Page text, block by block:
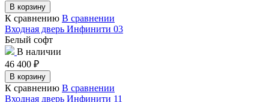
В корзину
К сравнению В сравнении
Входная дверь Инфинити 03
Белый софт
В наличии
46 400 ₽
В корзину
К сравнению В сравнении
Входная дверь Инфинити 11